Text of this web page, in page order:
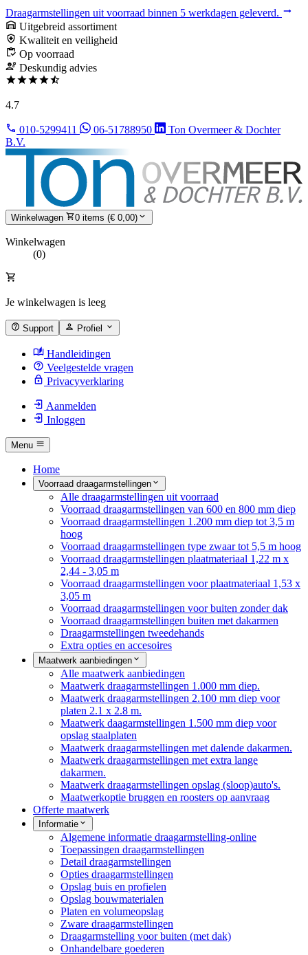
Draagarmstellingen uit voorraad binnen 5 werkdagen geleverd.
Uitgebreid assortiment
Kwaliteit en veiligheid
Op voorraad
Deskundig advies
4.7
010-5299411 06-51788950
Ton Overmeer & Dochter
B.V.
Winkelwagen 0 items (€ 0,00)
Winkelwagen
(0)
Je winkelwagen is leeg
Support Profiel
Handleidingen
Veelgestelde vragen
Privacyverklaring
Aanmelden
Inloggen
Menu
Home
Voorraad draagarmstellingen
Alle draagarmstellingen uit voorraad
Voorraad draagarmstellingen van 600 en 800 mm diep
Voorraad draagarmstellingen 1.200 mm diep tot 3,5 m
hoog
Voorraad draagarmstellingen type zwaar tot 5,5 m hoog
Voorraad draagarmstellingen plaatmateriaal 1,22 m x
2,44 - 3,05 m
Voorraad draagarmstellingen voor plaatmateriaal 1,53 x
3,05 m
Voorraad draagarmstellingen voor buiten zonder dak
Voorraad draagarmstellingen buiten met dakarmen
Draagarmstellingen tweedehands
Extra opties en accesoires
Maatwerk aanbiedingen
Alle maatwerk aanbiedingen
Maatwerk draagarmstellingen 1.000 mm diep.
Maatwerk draagarmstellingen 2.100 mm diep voor
platen 2.1 x 2.8 m.
Maatwerk daagarmstellingen 1.500 mm diep voor
opslag staalplaten
Maatwerk draagarmstellingen met dalende dakarmen.
Maatwerk draagarmstellingen met extra lange
dakarmen.
Maatwerk draagarmstellingen opslag (sloop)auto's.
Maatwerkoptie bruggen en roosters op aanvraag
Offerte maatwerk
Informatie
Algemene informatie draagarmstelling-online
Toepassingen draagarmstellingen
Detail draagarmstellingen
Opties draagarmstellingen
Opslag buis en profielen
Opslag bouwmaterialen
Platen en volumeopslag
Zware draagarmstellingen
Draagarmstelling voor buiten (met dak)
Onhandelbare goederen